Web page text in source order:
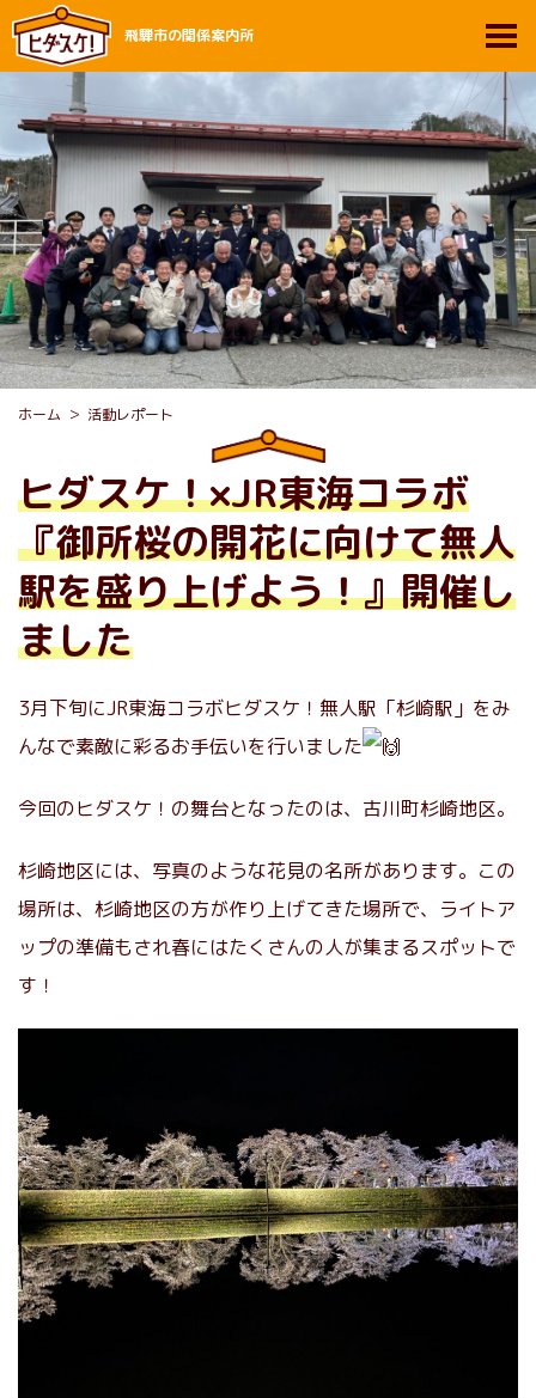
飛騨市の関係案内所
ホーム 活動レポート
ヒダスケ！×JR東海コラボ
『御所桜の開花に向けて無人
駅を盛り上げよう！』開催し
ました
3月下旬にJR東海コラボヒダスケ！無人駅「杉崎駅」をみ
んなで素敵に彩るお手伝いを行いました
今回のヒダスケ！の舞台となったのは、古川町杉崎地区。
杉崎地区には、写真のような花見の名所があります。この
場所は、杉崎地区の方が作り上げてきた場所で、ライトア
ップの準備もされ春にはたくさんの人が集まるスポットで
す！